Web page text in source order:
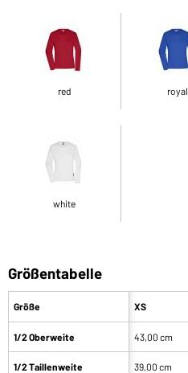
red royal
white
Größentabelle
Größe
1/2 Oberweite
1/2 Taillenweite
XS
43,00 cm
39,00 cm